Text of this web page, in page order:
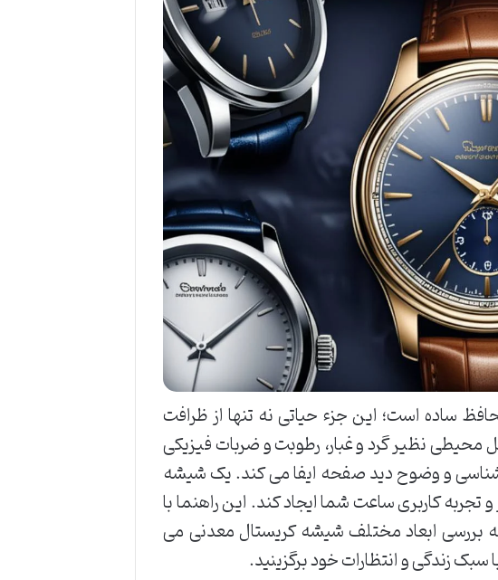
ساده است؛ این جزء حیاتی نه تنها از ظرافت
محیطی نظیر گرد و غبار، رطوبت و ضربات فیزیکی
و وضوح دید صفحه ایفا می کند. یک شیشه
کاربری ساعت شما ایجاد کند. این راهنما با
ابعاد مختلف شیشه کریستال معدنی می
سبک زندگی و انتظارات خود برگزینید.